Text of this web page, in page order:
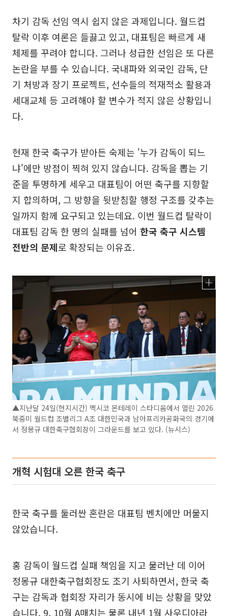
차기 감독 선임 역시 쉽지 않은 과제입니다. 월드컵
탈락 이후 여론은 들끓고 있고, 대표팀은 빠르게 새
체제를 꾸려야 합니다. 그러나 성급한 선임은 또 다른
논란을 부를 수 있습니다. 국내파와 외국인 감독, 단
기 처방과 장기 프로젝트, 선수들의 적재적소 활용과
세대교체 등 고려해야 할 변수가 적지 않은 상황입니
다.
현재 한국 축구가 받아든 숙제는 '누가 감독이 되느
냐'에만 방점이 찍혀 있지 않습니다. 감독을 뽑는 기
준을 투명하게 세우고 대표팀이 어떤 축구를 지향할
지 합의하며, 그 방향을 뒷받침할 행정 구조를 갖추는
일까지 함께 요구되고 있는데요. 이번 월드컵 탈락이
대표팀 감독 한 명의 실패를 넘어 한국 축구 시스템
전반의 문제로 확장되는 이유죠.
▲지난달 24일(현지시간) 멕시코 몬테레이 스타디움에서 열린 2026
북중미 월드컵 조별리그 A조 대한민국과 남아프리카공화국의 경기에
서 정몽규 대한축구협회장이 그라운드를 보고 있다. (뉴시스)
개혁 시험대 오른 한국 축구
한국 축구를 둘러싼 혼란은 대표팀 벤치에만 머물지
않았습니다.
홍 감독이 월드컵 실패 책임을 지고 물러난 데 이어
정몽규 대한축구협회장도 조기 사퇴하면서, 한국 축
구는 감독과 협회장 자리가 동시에 비는 상황을 맞았
습니다. 9, 10월 A매치는 물론 내년 1월 사우디아라